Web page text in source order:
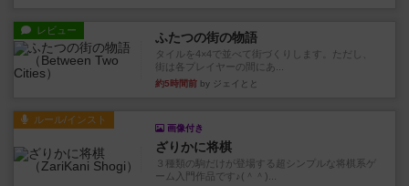
レビュー ふたつの街の物語
タイルを4×4で並べて街づくりします。ただし、
街は各プレイヤーの間にあ...
約5時間前 by ジェイとと
ルール/インスト
画像付き
ざりかに将棋
３種類の駒だけが登場する超シンプルな将棋系ゲ
ーム入門作品です♪(＾＾)...